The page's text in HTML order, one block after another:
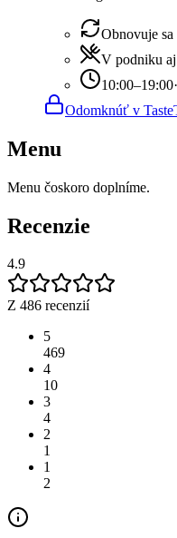
Obnovuje
V podniku aj
10:00–19:00·
Odomknúť v
Menu
Menu čoskoro doplníme.
Recenzie
4.9
Z 486 recenzií
5
469
4
10
3
4
2
1
1
2